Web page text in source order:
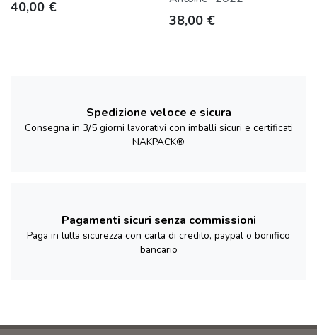
Prezzo
40,00 €
Prezzo
38,00 €
Spedizione veloce e sicura
Consegna in 3/5 giorni lavorativi con imballi sicuri e certificati
NAKPACK®
Pagamenti sicuri senza commissioni
Paga in tutta sicurezza con carta di credito, paypal o bonifico
bancario